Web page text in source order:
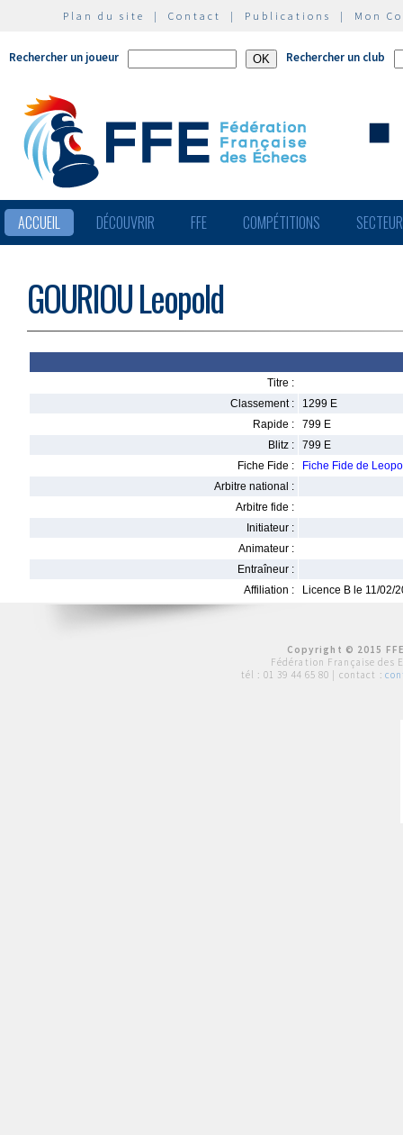
Plan du site | Contact | Publications | Mon
Rechercher un joueur Rechercher un club
ACCUEIL DÉCOUVRIR FFE COMPÉTITIONS
GOURIOU Leopold
Titre :
Classement :
1299 E
Rapide :
799 E
Blitz :
799 E
Fiche Fide :
Fiche Fide de
Arbitre national :
Arbitre fide :
Initiateur :
Animateur :
Entraîneur :
Affiliation :
Licence B le 11/02/
Copyright © 2015
Fédération Française des
tél : 01 39 44 65 80 | contact :